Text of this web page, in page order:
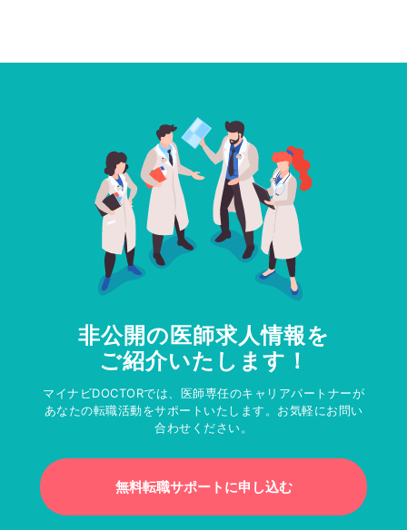
非公開の医師求人情報を
ご紹介いたします！
マイナビDOCTORでは、医師専任のキャリアパートナーが
あなたの転職活動をサポートいたします。お気軽にお問い
合わせください。
無料転職サポートに申し込む